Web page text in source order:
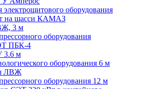
электрощитового оборудования
на шасси КАМАЗ
3 м
оборудования
ПБК-4
3.6 м
оборудования 6 м
ЛВЖ
оборудования 12 м